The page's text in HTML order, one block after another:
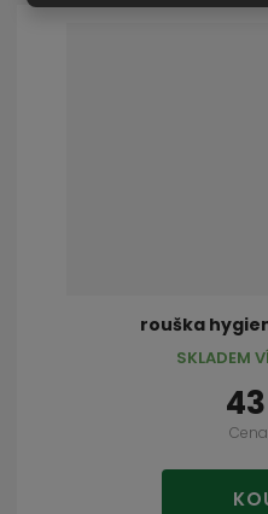
rouška
SKLADEM